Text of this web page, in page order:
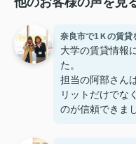
奈良市で1Ｋの賃貸
大学の賃貸情報
た。
担当の阿部さん
リットだけでな
のが信頼できま